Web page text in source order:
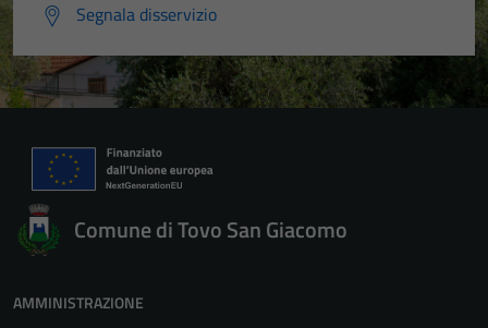
Segnala disservizio
Comune di Tovo San Giacomo
AMMINISTRAZIONE